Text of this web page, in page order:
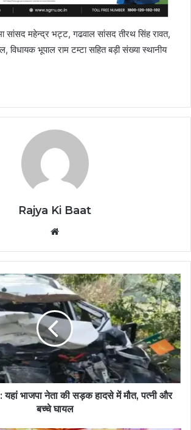
सांसद महेन्द्र भट्ट, गढवाल सांसद तीरथ सिंह रावत,
विधायक भूपाल राम टम्टा सहित बड़ी संख्या स्थानीय
Rajya Ki Baat
भाजपा नेता की सड़क हादसे में मौत, पत्नी और
बच्चे घायल